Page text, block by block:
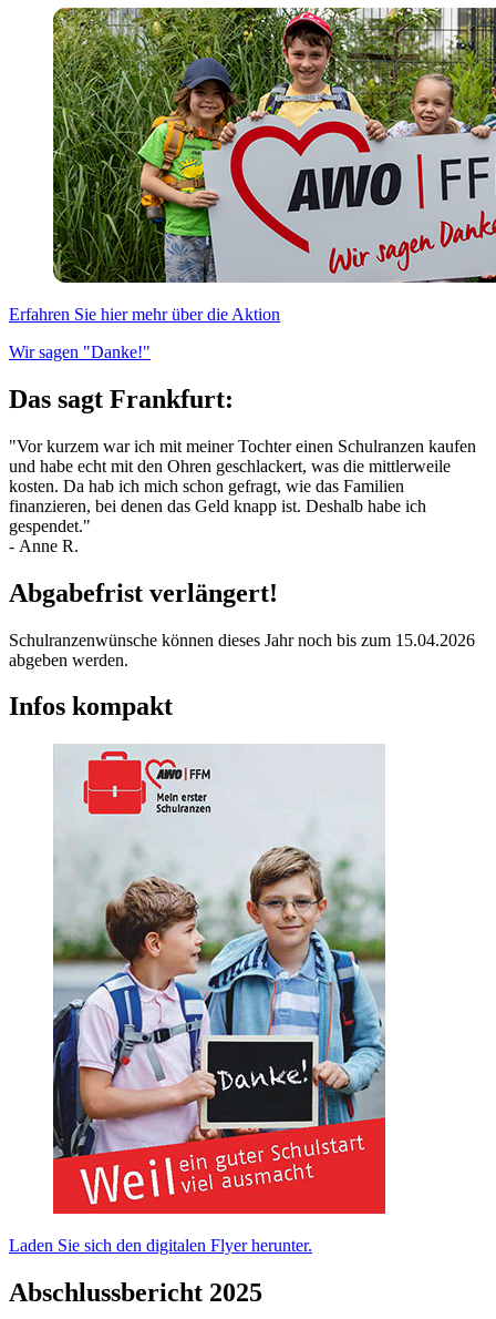
Erfahren Sie hier mehr über die Aktion
Wir sagen "Danke!"
Das sagt Frankfurt:
"Vor kurzem war ich mit meiner Tochter einen Schulranzen kaufen
und habe echt mit den Ohren geschlackert, was die mittlerweile
kosten. Da hab ich mich schon gefragt, wie das Familien
finanzieren, bei denen das Geld knapp ist. Deshalb habe ich
gespendet."
- Anne R.
Abgabefrist verlängert!
Schulranzenwünsche können dieses Jahr noch bis zum 15.04.2026
abgeben werden.
Infos kompakt
Laden Sie sich den digitalen Flyer herunter.
Abschlussbericht 2025